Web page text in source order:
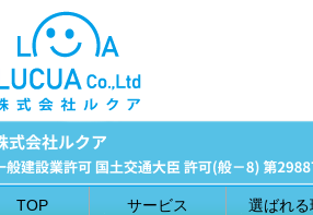
TOP サービス 選ばれる